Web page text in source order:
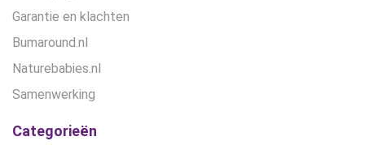
Garantie en klachten
Bumaround.nl
Naturebabies.nl
Samenwerking
Categorieën